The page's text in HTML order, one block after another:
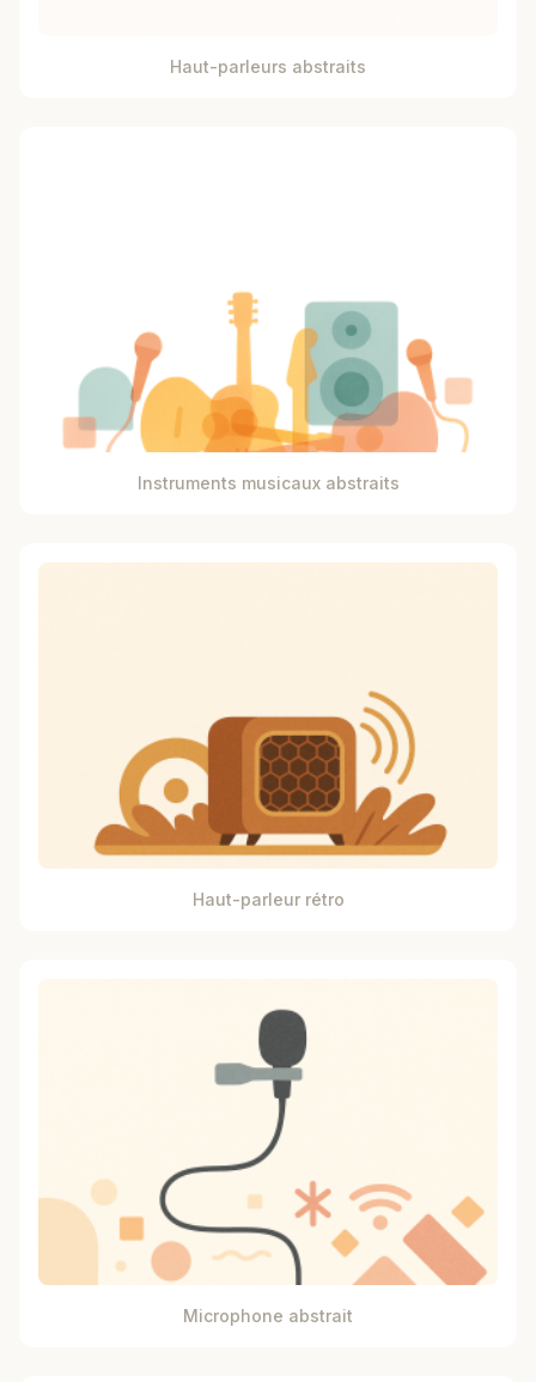
Haut-parleurs abstraits
Instruments musicaux abstraits
Haut-parleur rétro
Microphone abstrait